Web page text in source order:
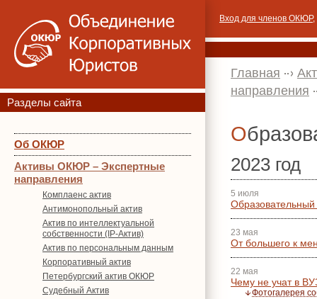
Разделы сайта
Об ОКЮР
Активы ОКЮР – Экспертные
направления
Комплаенс актив
Антимонопольный актив
Актив по интеллектуальной
собственности (IP-Актив)
Актив по персональным данным
Корпоративный актив
Петербургский актив ОКЮР
Судебный Актив
Вход для членов ОКЮР,
Главная
направления
2023 год
5 июля
23 мая
От большего к
22 мая
Чему не учат в
Фотогалерея